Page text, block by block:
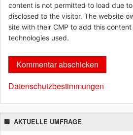
content is not permitted to load due
disclosed to the visitor. The website
site with their CMP to add this
technologies used.
Datenschutzbestimmungen
AKTUELLE UMFRAGE